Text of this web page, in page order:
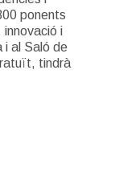
ponents
i
i al Saló de
tindrà